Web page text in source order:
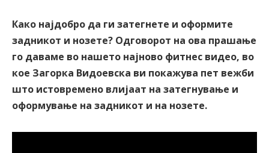
Како најдобро да ги затегнете и оформите
задникот и нозете? Одговорот на ова прашање
го даваме во нашето најново фитнес видео, во
кое Загорка Видоевска ви покажува пет вежби
што истовремено влијаат на затегнување и
оформување на задникот и на нозете.